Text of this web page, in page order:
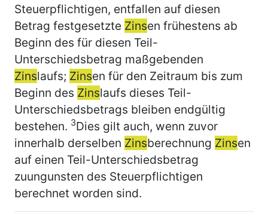
Steuerpflichtigen, entfallen auf diesen
Betrag festgesetzte Zinsen frühestens ab
Beginn des für diesen Teil-
Unterschiedsbetrag maßgebenden
Zinslaufs; Zinsen für den Zeitraum bis zum
Beginn des Zinslaufs dieses Teil-
Unterschiedsbetrags bleiben endgültig
bestehen. 3Dies gilt auch, wenn zuvor
innerhalb derselben Zinsberechnung Zinsen
auf einen Teil-Unterschiedsbetrag
zuungunsten des Steuerpflichtigen
berechnet worden sind.